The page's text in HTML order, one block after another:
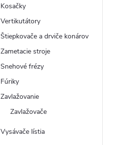
Kosačky
Vertikutátory
Štiepkovače a drviče konárov
Zametacie stroje
Snehové frézy
Fúriky
Zavlažovanie
Zavlažovače
Vysávače lístia